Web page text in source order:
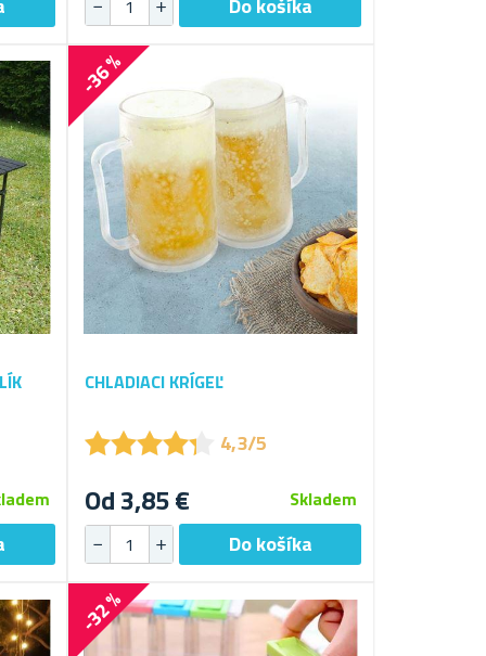
-36 %
CHLADIACI KRÍGEĽ
★★★★★
★★★★★ 4,3/5
Od 3,85 € Skladem
-32 %